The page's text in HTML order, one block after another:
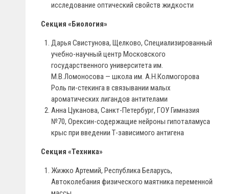
исследование оптический свойств жидкости
Секция «Биология»
Дарья Свистунова, Щелково, Специализированный
учебно-научный центр Московского
государственного университета им.
М.В.Ломоносова — школа им. А.Н.Колмогорова
Роль пи-стекинга в связывании малых
ароматических лигандов антителами
Анна Цуканова, Санкт-Петербург, ГОУ Гимназия
№70, Орексин-содержащие нейроны гипоталамуса
крыс при введении Т-зависимого антигена
Секция «Техника»
Жижко Артемий, Республика Беларусь,
Автоколебания физического маятника переменной